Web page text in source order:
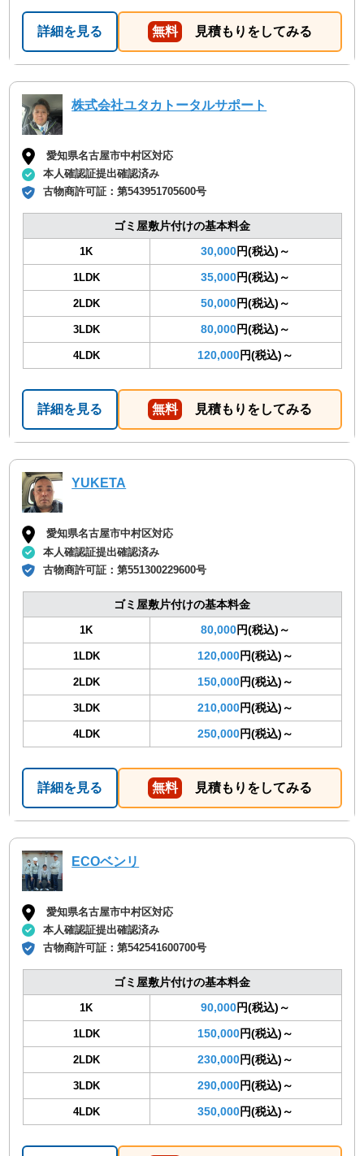
詳細を見る 無料 見積もりをしてみる
株式会社ユタカトータルサポート
愛知県名古屋市中村区対応
本人確認証提出確認済み
古物商許可証：第543951705600号
ゴミ屋敷片付けの基本料金
1K 30,000円(税込)～
1LDK 35,000円(税込)～
2LDK 50,000円(税込)～
3LDK 80,000円(税込)～
4LDK 120,000円(税込)～
詳細を見る 無料 見積もりをしてみる
YUKETA
愛知県名古屋市中村区対応
本人確認証提出確認済み
古物商許可証：第551300229600号
ゴミ屋敷片付けの基本料金
1K 80,000円(税込)～
1LDK 120,000円(税込)～
2LDK 150,000円(税込)～
3LDK 210,000円(税込)～
4LDK 250,000円(税込)～
詳細を見る 無料 見積もりをしてみる
ECOベンリ
愛知県名古屋市中村区対応
本人確認証提出確認済み
古物商許可証：第542541600700号
ゴミ屋敷片付けの基本料金
1K 90,000円(税込)～
1LDK 150,000円(税込)～
2LDK 230,000円(税込)～
3LDK 290,000円(税込)～
4LDK 350,000円(税込)～